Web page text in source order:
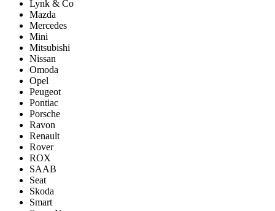
Lynk & Co
Mazda
Mercedes
Mini
Mitsubishi
Nissan
Omoda
Opel
Peugeot
Pontiac
Porsсhe
Ravon
Renault
Rover
ROX
SAAB
Seat
Skoda
Smart